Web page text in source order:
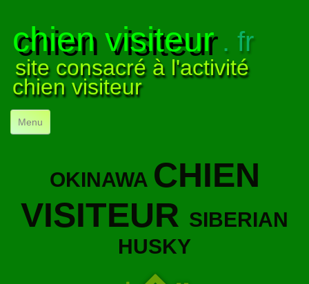
chien visiteur. fr
site consacré à l'activité
chien visiteur
Menu
NOS VISITES▼
NOTRE ACTIVITÉ
OKINAWA CHIEN
VISITEUR SIBERIAN
HUSKY